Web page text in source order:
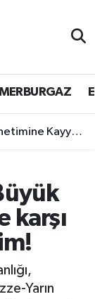
Kayyum Atandı
karşı
Yarın